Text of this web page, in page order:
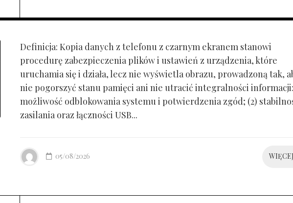
Definicja: Kopia danych z telefonu z czarnym ekranem stanowi
procedurę zabezpieczenia plików i ustawień z urządzenia, które
uruchamia się i działa, lecz nie wyświetla obrazu, prowadzoną tak,
nie pogorszyć stanu pamięci ani nie utracić integralności informacji:
możliwość odblokowania systemu i potwierdzenia zgód; (2)
zasilania oraz łączności USB...
WIĘCEJ
05/08/2026